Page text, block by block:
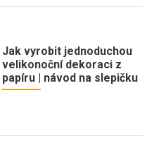
Jak vyrobit jednoduchou
velikonoční dekoraci z
papíru | návod na slepičku